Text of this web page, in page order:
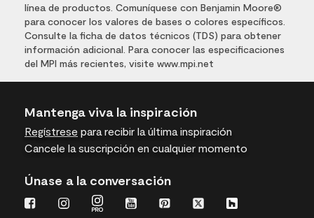
línea de productos. Comuníquese con Benjamin Moore®
para conocer los valores de bases o colores específicos.
Consulte la ficha de datos técnicos (TDS) para obtener
información adicional. Para conocer las especificaciones
del MPI más recientes, visite www.mpi.net
Mantenga viva la inspiración
Regístrese para recibir la última inspiración
Cancele la suscripción en cualquier momento
Únase a la conversación